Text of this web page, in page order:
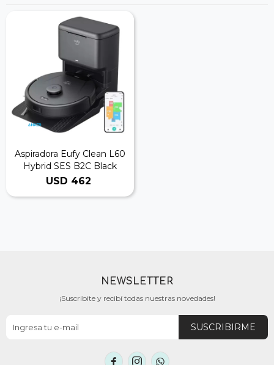
Aspiradora Eufy Clean L60
Hybrid SES B2C Black
USD 462
NEWSLETTER
¡Suscribite y recibí todas nuestras novedades!
SUSCRIBIRME
  